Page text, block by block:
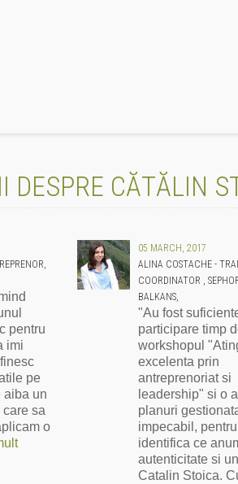
DESPRE CĂTĂLIN
pentru
imi
pe
aiba un
care sa
o
05 MARCH, 2017
ALINA COSTACHE -
COORDINATOR ,
BALKANS,
"Au fost
participare timp
workshopul
excelenta prin
antreprenoriat si
leadership" si o
planuri
impecabil,
identifica ce
autenticitate si
Catalin Stoica.